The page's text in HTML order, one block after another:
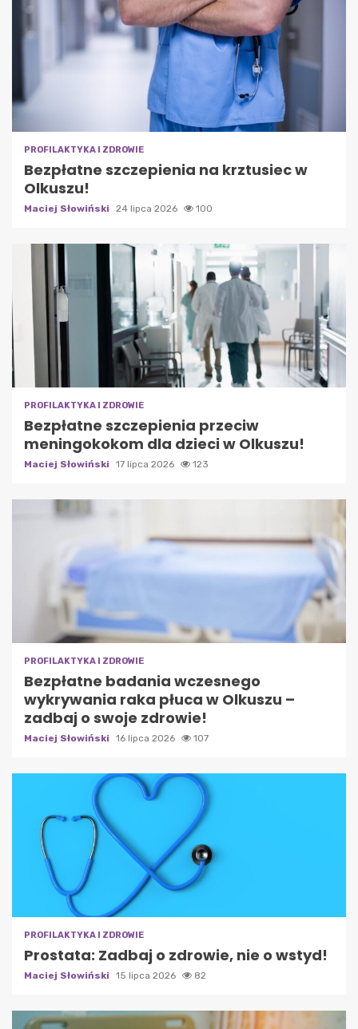
PROFILAKTYKA I ZDROWIE
Bezpłatne szczepienia na krztusiec w
Olkuszu!
Maciej Słowiński 24 lipca 2026 100
PROFILAKTYKA I ZDROWIE
Bezpłatne szczepienia przeciw
meningokokom dla dzieci w Olkuszu!
Maciej Słowiński 17 lipca 2026 123
PROFILAKTYKA I ZDROWIE
Bezpłatne badania wczesnego
wykrywania raka płuca w Olkuszu –
zadbaj o swoje zdrowie!
Maciej Słowiński 16 lipca 2026 107
PROFILAKTYKA I ZDROWIE
Prostata: Zadbaj o zdrowie, nie o wstyd!
Maciej Słowiński 15 lipca 2026 82